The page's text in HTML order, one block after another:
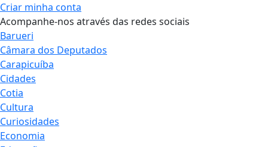
Criar minha conta
Acompanhe-nos através das redes sociais
Barueri
Câmara dos Deputados
Carapicuíba
Cidades
Cotia
Cultura
Curiosidades
Economia